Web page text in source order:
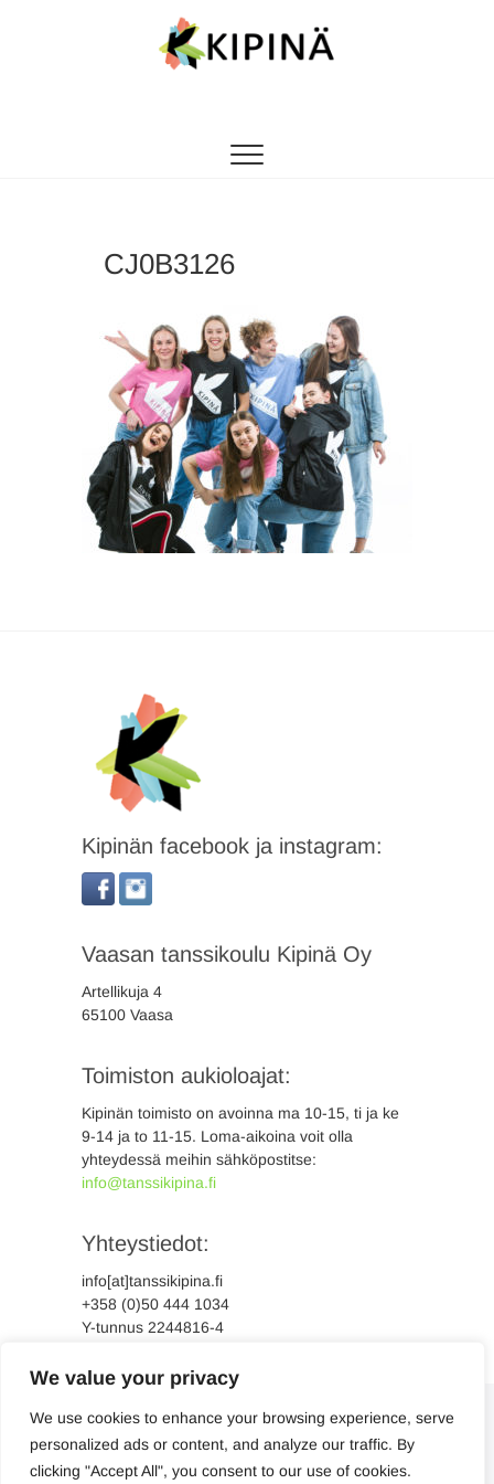
We value your privacy
We use cookies to enhance your browsing experience, serve
personalized ads or content, and analyze our traffic. By
clicking "Accept All", you consent to our use of cookies.
CJ0B3126
Kipinän facebook ja instagram:
Vaasan tanssikoulu Kipinä Oy
Artellikuja 4
65100 Vaasa
Toimiston aukioloajat:
Kipinän toimisto on avoinna ma 10-15, ti ja ke
9-14 ja to 11-15. Loma-aikoina voit olla
yhteydessä meihin sähköpostitse:
info@tanssikipina.fi
Yhteystiedot:
info[at]tanssikipina.fi
+358 (0)50 444 1034
Y-tunnus 2244816-4